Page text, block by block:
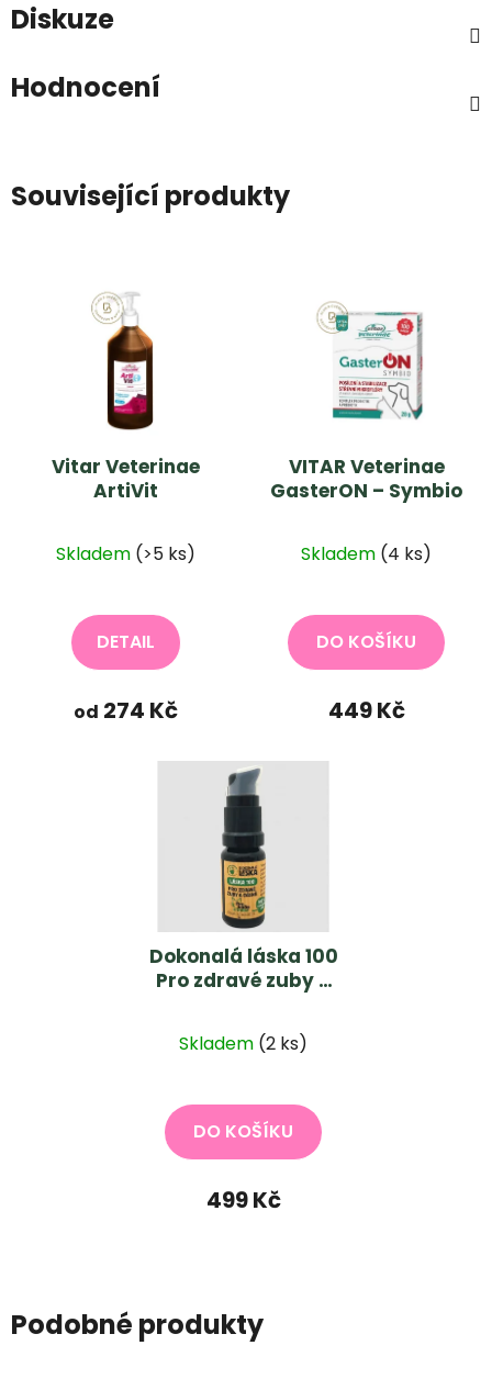
Diskuze
Hodnocení
Související produkty
Vitar Veterinae
ArtiVit
Skladem (>5 ks)
DETAIL
od 274 Kč
VITAR Veterinae
GasterON – Symbio
Skladem (4 ks)
DO KOŠÍKU
449 Kč
Dokonalá láska 100
Pro zdravé zuby a
fretek 20 ml
Skladem (2 ks)
DO KOŠÍKU
499 Kč
Podobné produkty